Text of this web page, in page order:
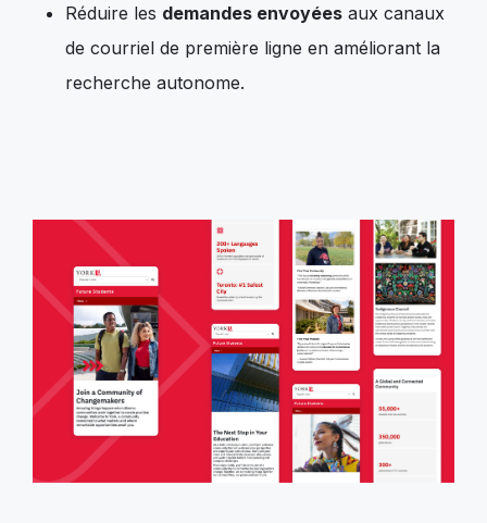
Réduire les demandes envoyées aux canaux
de courriel de première ligne en améliorant la
recherche autonome.